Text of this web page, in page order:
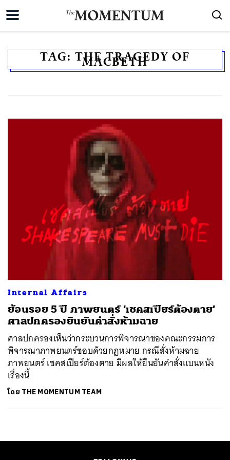
TAG: THE TRAGEDY OF
MACBETH
Internal Affairs
​ย้อนรอย 5 ปี ภาพยนตร์ ‘เชคสเปียร์ต้องตาย’
ศาลปกครองยืนยันคำสั่งห้ามฉาย
ศาลปกครองเห็นว่ากระบวนการพิจารณาของคณะกรรมการ
พิจารณาภาพยนตร์ชอบด้วยกฎหมาย กรณีสั่งห้ามฉาย
ภาพยนตร์ เชคสเปียร์ต้องตาย มีผลให้ยืนยันคำสั่งแบนหนัง
เรื่องนี้
โดย THE MOMENTUM TEAM
SHARE